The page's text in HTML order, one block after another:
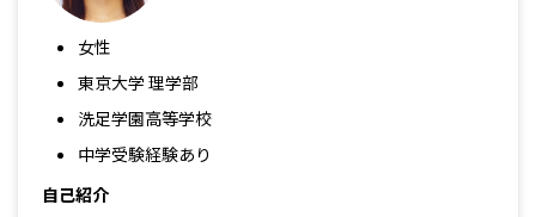
女性
東京大学 理学部
洗足学園高等学校
中学受験経験あり
自己紹介